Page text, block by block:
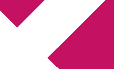
Amazon
Bloggmaraton